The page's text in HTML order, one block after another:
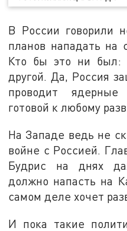
В России говорили
планов нападать на
Кто бы это ни был:
другой. Да, Россия
проводит
готовой к любому
На Западе ведь не
войне с Россией.
Будрис на днях
должно напасть на
самом деле хочет
И пока такие